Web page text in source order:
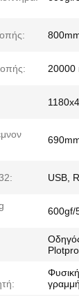
20000
USB,
600gf/
Plotpro